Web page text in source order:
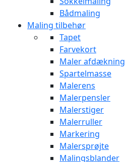
Bådmaling
Maling tilbehør
Tapet
Farvekort
Maler afdækning
Spartelmasse
Malerens
Malerpensler
Malerstiger
Malerruller
Markering
Malersprøjte
Malingsblander